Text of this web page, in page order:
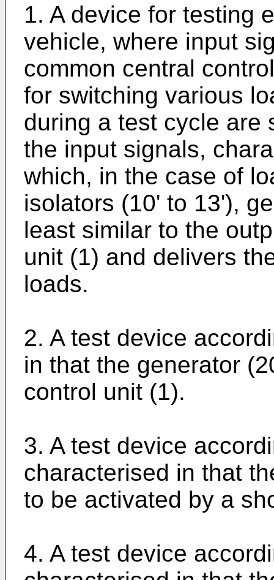
1. A device for testing
vehicle, where input
common central
for switching various
during a test cycle are
the input signals,
which, in the case of
isolators (10' to 13'),
least similar to the
unit (1) and delivers
loads.
2. A test device
in that the generator
control unit (1).
3. A test device
characterised in that
to be activated by a
4. A test device